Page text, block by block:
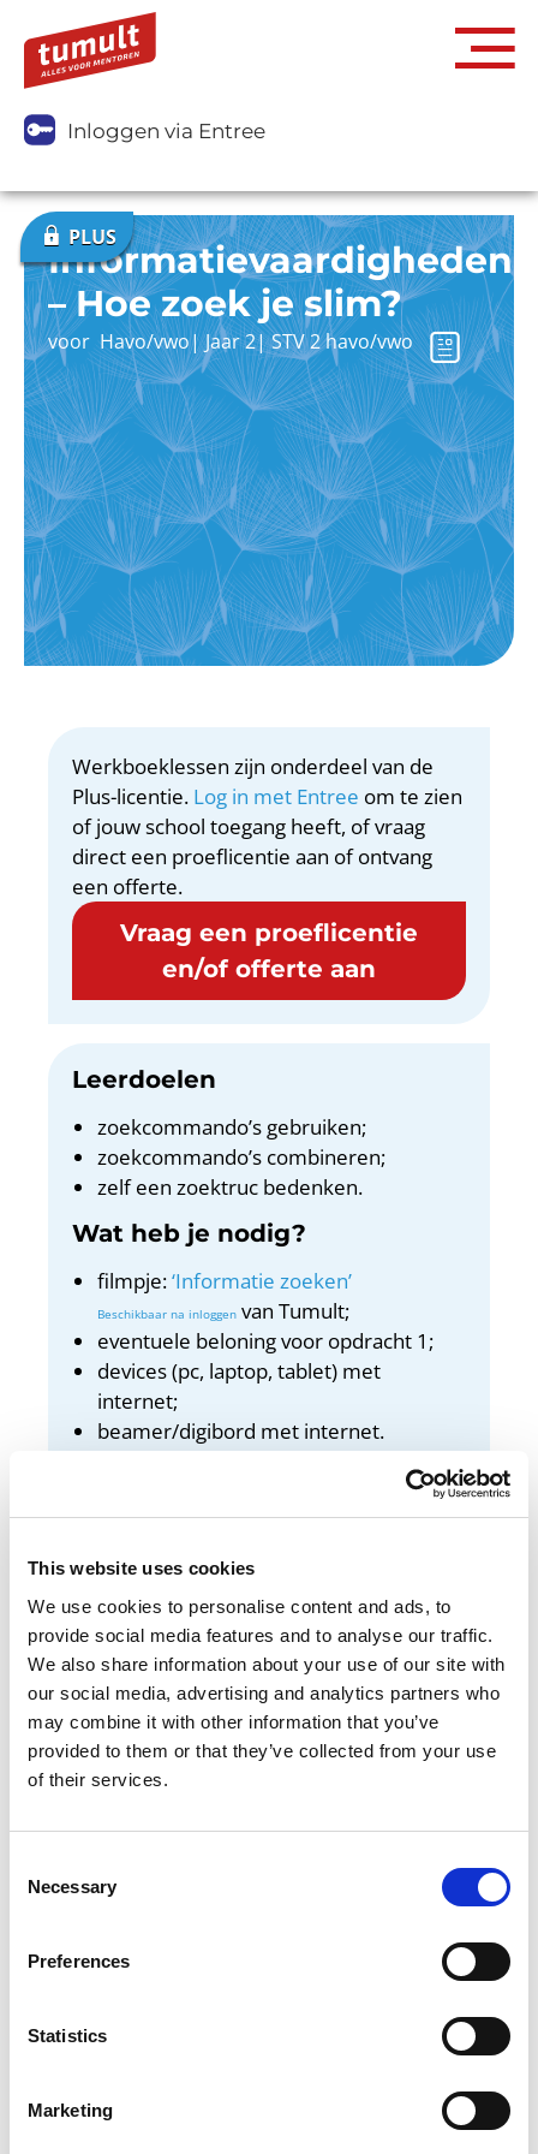
This website uses cookies
We use cookies to personalise content and ads, to
provide social media features and to analyse our traffic.
We also share information about your use of our site with
our social media, advertising and analytics partners who
may combine it with other information that you’ve
provided to them or that they’ve collected from your use
of their services.
Selection
Necessary
Preferences
Statistics
Marketing
Inloggen via Entree
Informatievaardigheden
– Hoe zoek je slim?
voor Havo/vwo|Jaar 2|STV 2 havo/vwo
Werkboeklessen zijn onderdeel van de
Plus-licentie. Log in met Entree om te zien
of jouw school toegang heeft, of vraag
direct een proeflicentie aan of ontvang
een offerte.
Vraag een proeflicentie
en/of offerte aan
Leerdoelen
zoekcommando’s gebruiken;
zoekcommando’s combineren;
zelf een zoektruc bedenken.
Wat heb je nodig?
filmpje:‘Informatie zoeken’
van Tumult;
eventuele beloning voor opdracht 1;
devices (pc, laptop, tablet) met
internet;
beamer/digibord met internet.
In deze les leer je slimme trucjes om op
internet sneller en makkelijker te vinden wat je
zoekt. Dat is handig, want zo wordt iedere
zoekopdracht een eitje!
Inloggen